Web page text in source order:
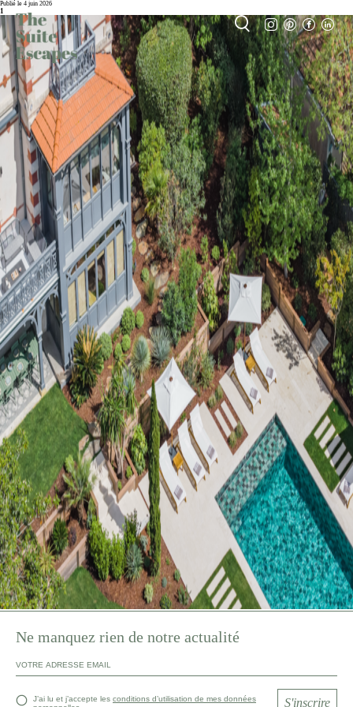
Publié le 4 juin 2026
1
Ne manquez rien de notre actualité
J’ai lu et j’accepte les conditions d’utilisation de mes données
S'inscrire